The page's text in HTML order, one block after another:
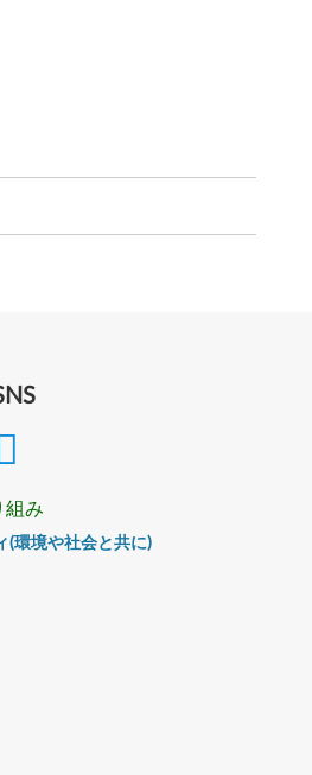
組み
(環境や社会と共に)